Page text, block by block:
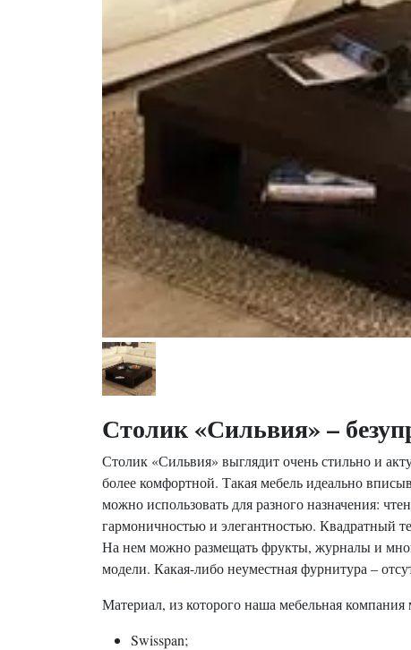
Столик «Сильвия» –
Столик «Сильвия» выглядит очень стильно и
более комфортной. Такая мебель идеально
можно использовать для разного назначения:
гармоничностью и элегантностью. Квадратный
На нем можно размещать фрукты, журналы и
модели. Какая-либо неуместная фурнитура –
Материал, из которого наша мебельная
Swisspan;